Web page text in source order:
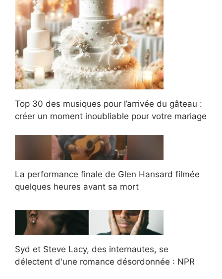
Top 30 des musiques pour l’arrivée du gâteau :
créer un moment inoubliable pour votre mariage
La performance finale de Glen Hansard filmée
quelques heures avant sa mort
Syd et Steve Lacy, des internautes, se
délectent d'une romance désordonnée : NPR